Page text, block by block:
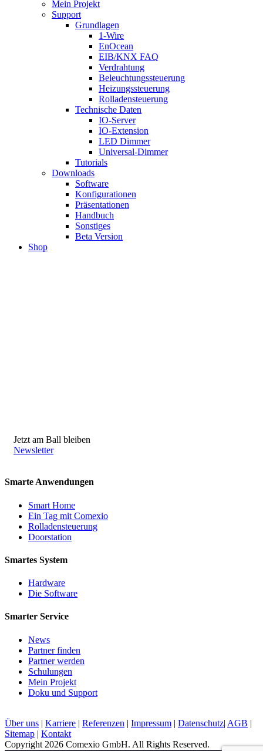
Mein Projekt
Support
Grundlagen
1-Wire
EnOcean
EIB/KNX FAQ
Verdrahtung
Beleuchtungssteuerung
Heizungssteuerung
Rolladensteuerung
Technische Daten
IO-Server
IO-Extension
LED Dimmer
Universal-Dimmer
Tutorials
Downloads
Software
Konfigurationen
Präsentationen
Handbuch
Sonstiges
Beta Version
Shop
Jetzt am Ball bleiben
Newsletter
Smarte Anwendungen
Smart Home
Ein Tag mit Comexio
Rolladensteuerung
Doorstation
Smartes System
Hardware
Die Software
Smarter Service
News
Partner finden
Partner werden
Schulungen
Mein Projekt
Doku und Support
Über uns | Karriere | Referenzen | Impressum | Datenschutz| AGB |
Sitemap | Kontakt
Copyright 2026 Comexio GmbH. All Rights Reserved.